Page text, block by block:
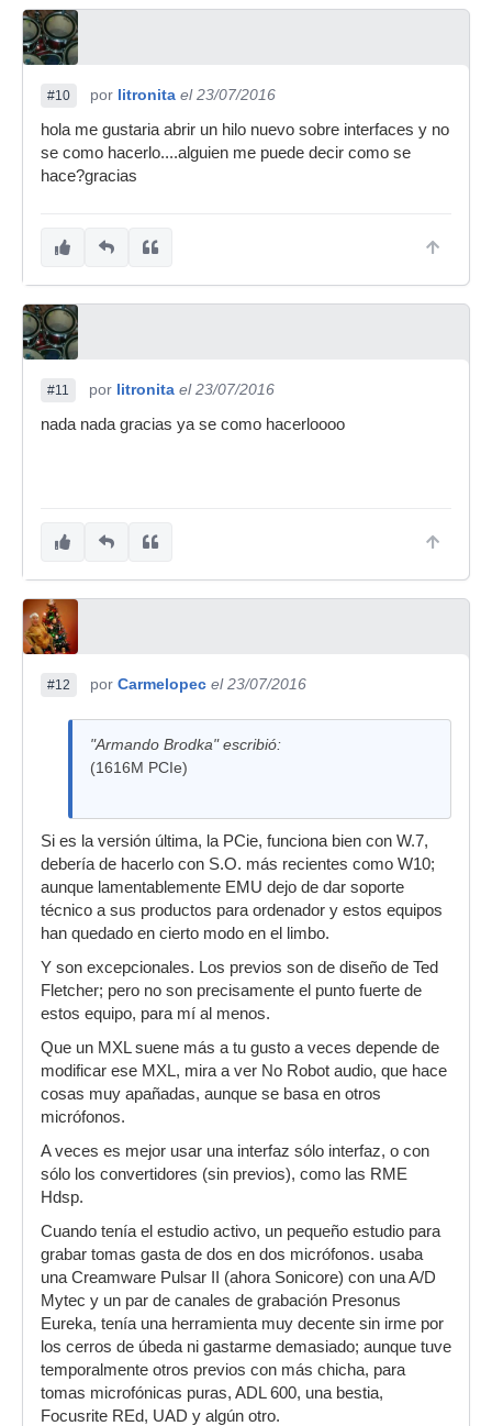
#10 por litronita el 23/07/2016
hola me gustaria abrir un hilo nuevo sobre interfaces y no
se como hacerlo....alguien me puede decir como se
hace?gracias
#11 por litronita el 23/07/2016
nada nada gracias ya se como hacerloooo
#12 por Carmelopec el 23/07/2016
"Armando Brodka" escribió:
(1616M PCIe)
Si es la versión última, la PCie, funciona bien con W.7,
debería de hacerlo con S.O. más recientes como W10;
aunque lamentablemente EMU dejo de dar soporte
técnico a sus productos para ordenador y estos equipos
han quedado en cierto modo en el limbo.
Y son excepcionales. Los previos son de diseño de Ted
Fletcher; pero no son precisamente el punto fuerte de
estos equipo, para mí al menos.
Que un MXL suene más a tu gusto a veces depende de
modificar ese MXL, mira a ver No Robot audio, que hace
cosas muy apañadas, aunque se basa en otros
micrófonos.
A veces es mejor usar una interfaz sólo interfaz, o con
sólo los convertidores (sin previos), como las RME
Hdsp.
Cuando tenía el estudio activo, un pequeño estudio para
grabar tomas gasta de dos en dos micrófonos. usaba
una Creamware Pulsar II (ahora Sonicore) con una A/D
Mytec y un par de canales de grabación Presonus
Eureka, tenía una herramienta muy decente sin irme por
los cerros de úbeda ni gastarme demasiado; aunque tuve
temporalmente otros previos con más chicha, para
tomas microfónicas puras, ADL 600, una bestia,
Focusrite REd, UAD y algún otro.